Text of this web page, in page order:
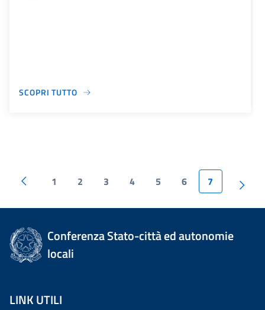
SCOPRI TUTTO
1 2 3 4 5 6 7
Conferenza Stato-città ed autonomie
locali
LINK UTILI